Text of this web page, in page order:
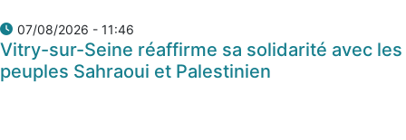
07/08/2026 - 11:46
Vitry-sur-Seine réaffirme sa solidarité avec les
peuples Sahraoui et Palestinien